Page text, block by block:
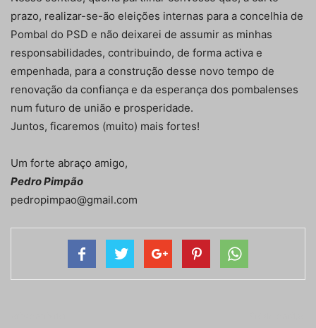
prazo, realizar-se-ão eleições internas para a concelhia de
Pombal do PSD e não deixarei de assumir as minhas
responsabilidades, contribuindo, de forma activa e
empenhada, para a construção desse novo tempo de
renovação da confiança e da esperança dos pombalenses
num futuro de união e prosperidade.
Juntos, ficaremos (muito) mais fortes!
Um forte abraço amigo,
Pedro Pimpão
pedropimpao@gmail.com